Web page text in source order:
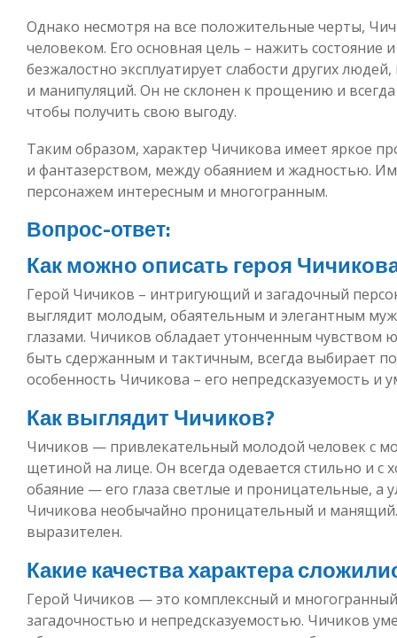
Однако несмотря на все положительные черты,
человеком. Его основная цель – нажить состояние
безжалостно эксплуатирует слабости других
и манипуляций. Он не склонен к прощению и
чтобы получить свою выгоду.
Таким образом, характер Чичикова имеет яркое
и фантазерством, между обаянием и жадностью.
персонажем интересным и многогранным.
Вопрос-ответ:
Как можно описать героя
Герой Чичиков – интригующий и загадочный
выглядит молодым, обаятельным и элегантным
глазами. Чичиков обладает утонченным
быть сдержанным и тактичным, всегда выбирает
особенность Чичикова – его непредсказуемость и
Как выглядит Чичиков?
Чичиков — привлекательный молодой человек с
щетиной на лице. Он всегда одевается стильно и
обаяние — его глаза светлые и проницательные, а
Чичикова необычайно проницательный и
выразителен.
Какие качества характера
Герой Чичиков — это комплексный и
загадочностью и непредсказуемостью. Чичиков